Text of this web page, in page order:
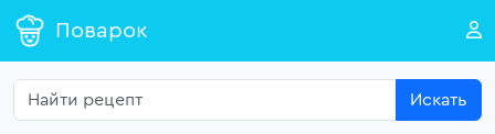
Поварок
Искать